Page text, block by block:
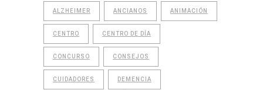
ALZHEIMER ANCIANOS ANIMACIÓN
CENTRO CENTRO DE DÍA
CONCURSO CONSEJOS
CUIDADORES DEMENCIA